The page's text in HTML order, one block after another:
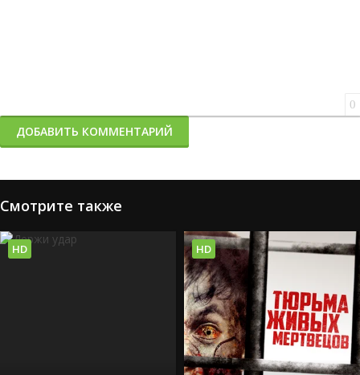
0
ДОБАВИТЬ КОММЕНТАРИЙ
Смотрите также
HD HD